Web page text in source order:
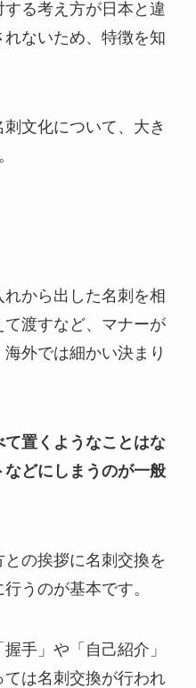
る考え方が日本と違
ないため、特徴を知
文化について、大き
から出した名刺を相
渡すなど、マナーが
外では細かい決まり
て置くようなことはな
などにしまうのが一般
の挨拶に名刺交換を
うのが基本です。
手」や「自己紹介」
は名刺交換が行われ